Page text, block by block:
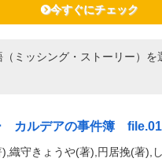
今すぐにチェック
ミッシング・ストーリー）を
カルデアの事件簿 file.01
織守きょうや(著),円居挽(著),